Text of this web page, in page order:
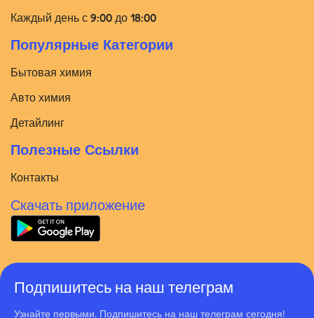
Каждый день с 9:00 до 18:00
Популярные Категории
Бытовая химия
Авто химия
Детайлинг
Полезные Ссылки
Контакты
Скачать приложение
Подпишитесь на наш телеграм
Узнайте первыми. Подпишитесь на наш телеграм сегодня!